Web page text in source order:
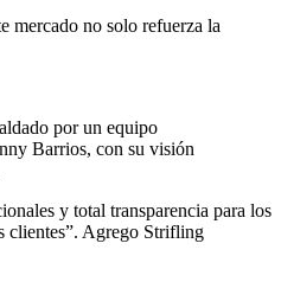
mercado no solo refuerza la
por un equipo
Barrios, con su visión
y total transparencia para los
clientes”. Agrego Strifling